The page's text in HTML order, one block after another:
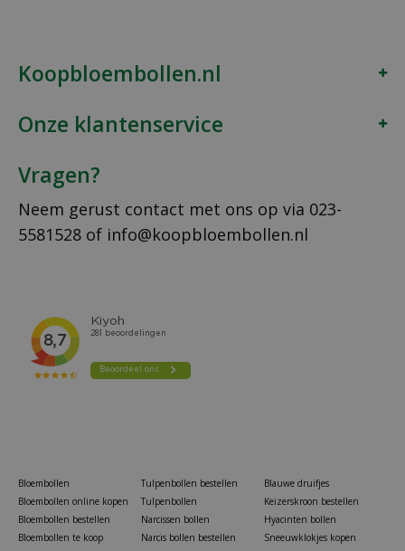
Koopbloembollen.nl
Onze klantenservice
Vragen?
Neem gerust contact met ons op via 023-
5581528 of info@koopbloembollen.nl
Bloembollen
Bloembollen online kopen
Bloembollen bestellen
Bloembollen te koop
Tulpenbollen bestellen
Tulpenbollen
Narcissen bollen
Narcis bollen bestellen
Blauwe druifjes
Keizerskroon bestellen
Hyacinten bollen
Sneeuwklokjes kopen